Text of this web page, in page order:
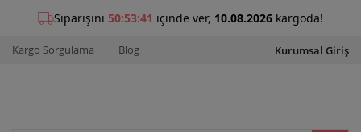
Kargo Sorgulama Blog Kurumsal Giriş